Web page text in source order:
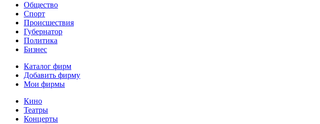
Общество
Спорт
Происшествия
Губернатор
Политика
Бизнес
Каталог фирм
Добавить фирму
Мои фирмы
Кино
Театры
Концерты